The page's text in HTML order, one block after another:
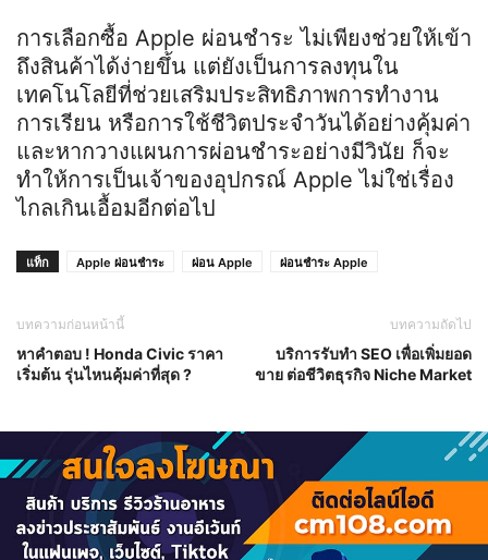
การเลือกซื้อ Apple ผ่อนชำระ ไม่เพียงช่วยให้เข้า
ถึงสินค้าได้ง่ายขึ้น แต่ยังเป็นการลงทุนใน
เทคโนโลยีที่ช่วยเสริมประสิทธิภาพการทำงาน
การเรียน หรือการใช้ชีวิตประจำวันได้อย่างคุ้มค่า
และหากวางแผนการผ่อนชำระอย่างมีวินัย ก็จะ
ทำให้การเป็นเจ้าของอุปกรณ์ Apple ไม่ใช่เรื่อง
ไกลเกินเอื้อมอีกต่อไป
แท็ก Apple ผ่อนชำระ ผ่อน Apple ผ่อนชำระ Apple
บทความก่อนหน้านี้
หาคำตอบ ! Honda Civic ราคา
เริ่มต้น รุ่นไหนคุ้มค่าที่สุด ?
บทความถัดไป
บริการรับทำ SEO เพื่อเพิ่มยอด
ขาย ต่อชีวิตธุรกิจ Niche Market